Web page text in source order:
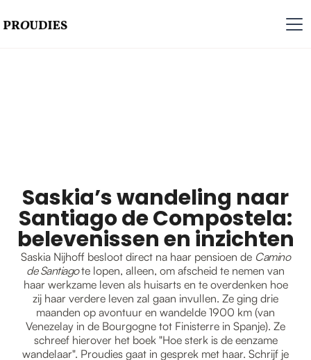
Saskia’s wandeling naar
Santiago de Compostela:
belevenissen en inzichten
Saskia Nijhoff besloot direct na haar pensioen de Camino
de Santiagote lopen, alleen, om afscheid te nemen van
haar werkzame leven als huisarts en te overdenken hoe
zij haar verdere leven zal gaan invullen. Ze ging drie
maanden op avontuur en wandelde 1900 km (van
Venezelay in de Bourgogne tot Finisterre in Spanje). Ze
schreef hierover het boek "Hoe sterk is de eenzame
wandelaar". Proudies gaat in gesprek met haar. Schrijf je